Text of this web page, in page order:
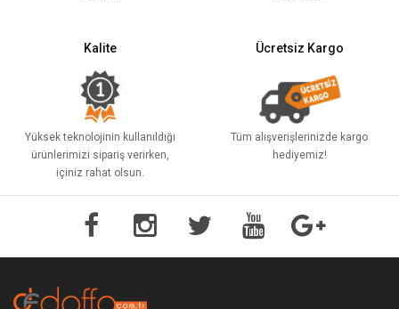
Kalite
Yüksek teknolojinin kullanıldığı
ürünlerimizi sipariş verirken,
içiniz rahat olsun.
Ücretsiz Kargo
Tüm alışverişlerinizde kargo
hediyemiz!